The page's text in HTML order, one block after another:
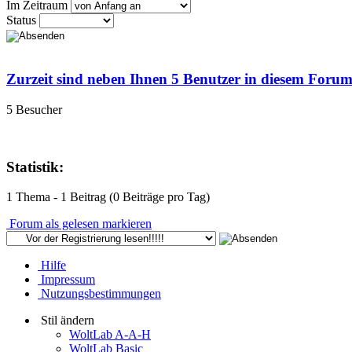
Im Zeitraum
Status
Zurzeit sind neben Ihnen 5 Benutzer in diesem
5 Besucher
Statistik:
1 Thema - 1 Beitrag (0 Beiträge pro Tag)
Forum als gelesen markieren
Hilfe
Impressum
Nutzungsbestimmungen
Stil ändern
WoltLab A-A-H
WoltLab Basic